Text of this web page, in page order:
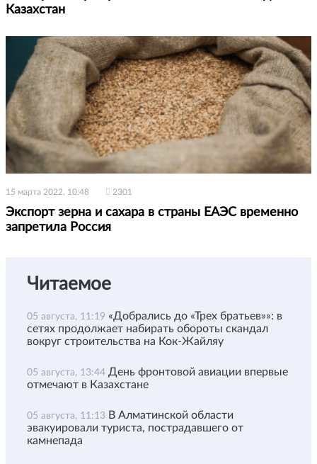
Казахстан
15 марта 2022, 10:48 2301
Экспорт зерна и сахара в страны ЕАЭС временно
запретила Россия
Читаемое
05 августа, 11:19 «Добрались до «Трех братьев»»: в
сетях продолжает набирать обороты скандал
вокруг строительства на Кок-Жайляу
05 августа, 13:44 День фронтовой авиации впервые
отмечают в Казахстане
05 августа, 11:13 В Алматинской области
эвакуировали туриста, пострадавшего от
камнепада